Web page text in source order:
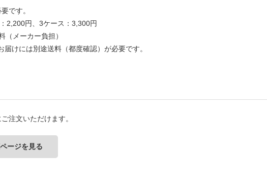
です。
2,200円、3ケース：3,300円
（メーカー負担）
けには別途送料（都度確認）が必要です。
注文いただけます。
ージを見る